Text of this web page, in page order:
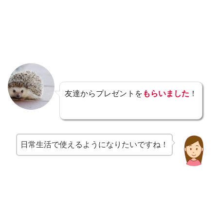
友達からプレゼントを もらいました ！
日常生活で使えるようになりたいですね！